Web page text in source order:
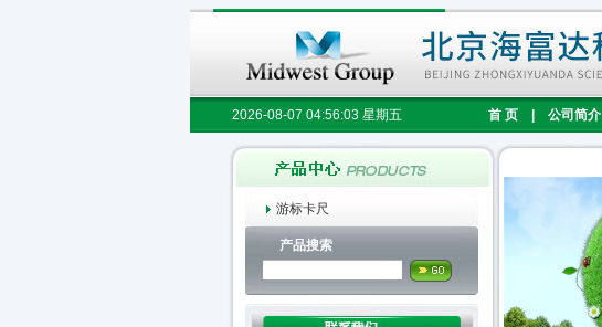
2026-08-07 04:56:03 星期五 首 页 公司简介
游标卡尺
产品搜索